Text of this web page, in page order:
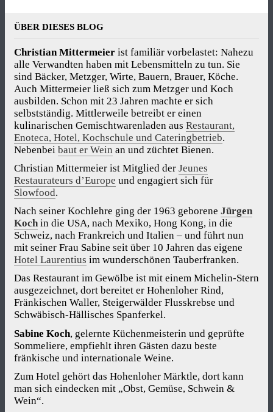
ÜBER DIESES BLOG
Christian Mittermeier ist familiär vorbelastet: Nahezu
alle Verwandten haben mit Lebensmitteln zu tun. Sie
sind Bäcker, Metzger, Wirte, Bauern, Brauer, Köche.
Auch Mittermeier ließ sich zum Metzger und Koch
ausbilden. Schon mit 23 Jahren machte er sich
selbstständig. Mittlerweile betreibt er einen
kulinarischen Gemischtwarenladen aus Restaurant,
Enoteca, Hotel, Kochschule und Cateringbetrieb.
Nebenbei baut er Wein an und züchtet Bienen.
Christian Mittermeier ist Mitglied der Jeunes
Restaurateurs d’Europe und engagiert sich für
Slowfood.
Nach seiner Kochlehre ging der 1963 geborene Jürgen
Koch in die USA, nach Mexiko, Hong Kong, in die
Schweiz, nach Frankreich und Italien – und führt nun
mit seiner Frau Sabine seit über 10 Jahren das eigene
Hotel Laurentius im wunderschönen Tauberfranken.
Das Restaurant im Gewölbe ist mit einem Michelin-Stern
ausgezeichnet, dort bereitet er Hohenloher Rind,
Fränkischen Waller, Steigerwälder Flusskrebse und
Schwäbisch-Hällisches Spanferkel.
Sabine Koch, gelernte Küchenmeisterin und geprüfte
Sommeliere, empfiehlt ihren Gästen dazu beste
fränkische und internationale Weine.
Zum Hotel gehört das Hohenloher Märktle, dort kann
man sich eindecken mit „Obst, Gemüse, Schwein &
Wein“.